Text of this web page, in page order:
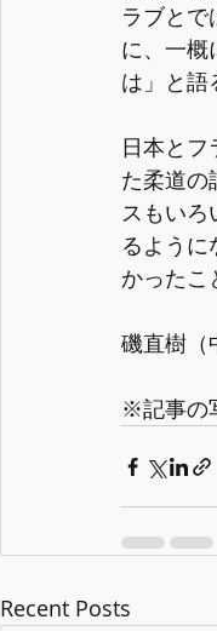
ラブとで
に、一概
は」と語
日本と
た柔道の
スもいろ
るよう
かったこ
磯直樹（
※記事の
Recent Posts